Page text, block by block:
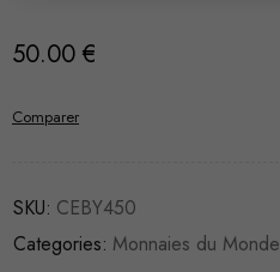
50.00 €
Comparer
SKU: CEBY450
Categories: Monnaies du Monde